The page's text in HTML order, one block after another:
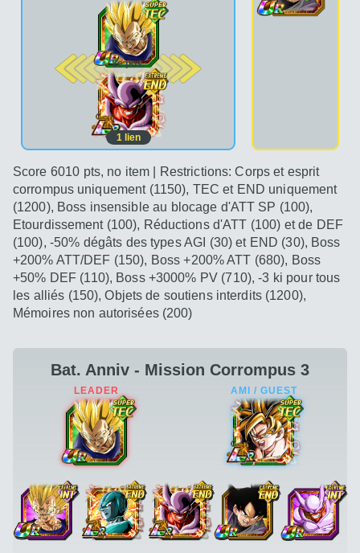
2e pos.
1lien
Score 6010 pts, no item | Restrictions: Corps et esprit
corrompus uniquement (1150), TEC et END uniquement
(1200), Boss insensible au blocage d'ATT SP (100),
Etourdissement (100), Réductions d'ATT (100) et de DEF
(100), -50% dégâts des types AGI (30) et END (30), Boss
+200% ATT/DEF (150), Boss +200% ATT (680), Boss
+50% DEF (110), Boss +3000% PV (710), -3 ki pour tous
les alliés (150), Objets de soutiens interdits (1200),
Mémoires non autorisées (200)
Bat. Anniv - Mission Corrompus 3